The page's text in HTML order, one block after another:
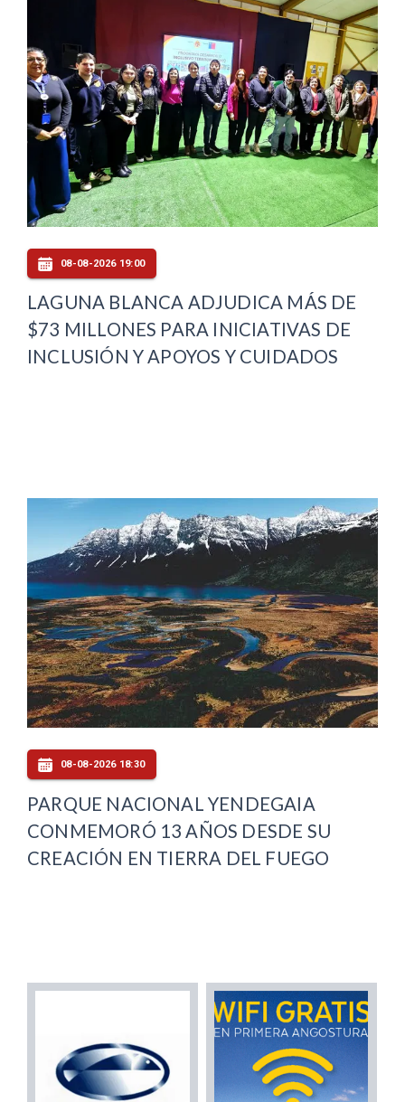
08-08-2026 19:00
LAGUNA BLANCA ADJUDICA MÁS DE
$73 MILLONES PARA INICIATIVAS DE
INCLUSIÓN Y APOYOS Y CUIDADOS
08-08-2026 18:30
PARQUE NACIONAL YENDEGAIA
CONMEMORÓ 13 AÑOS DESDE SU
CREACIÓN EN TIERRA DEL FUEGO